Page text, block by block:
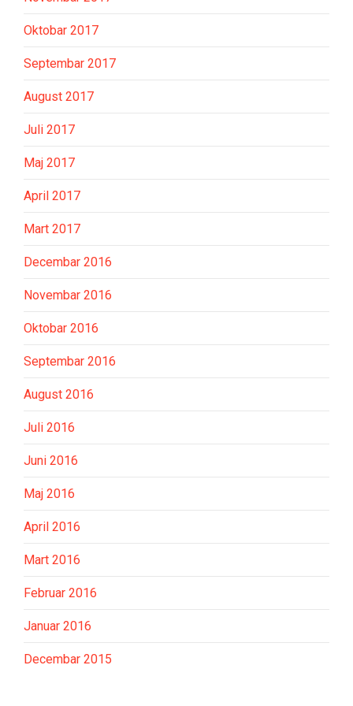
Oktobar 2017
Septembar 2017
August 2017
Juli 2017
Maj 2017
April 2017
Mart 2017
Decembar 2016
Novembar 2016
Oktobar 2016
Septembar 2016
August 2016
Juli 2016
Juni 2016
Maj 2016
April 2016
Mart 2016
Februar 2016
Januar 2016
Decembar 2015